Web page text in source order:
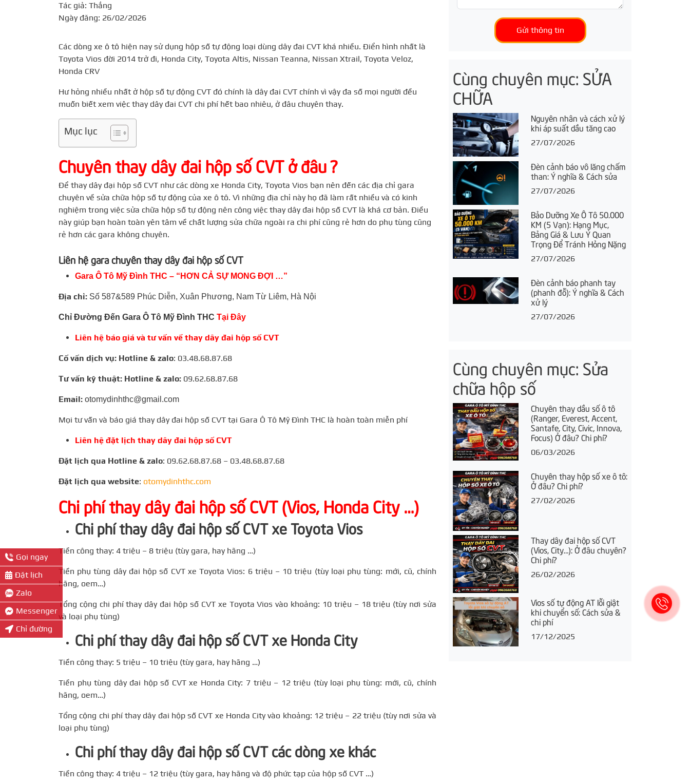
Tác giả: Thắng
Ngày đăng: 26/02/2026
Các dòng xe ô tô hiện nay sử dụng hộp số tự động loại dùng dây đai CVT khá nhiều. Điển hình nhất là
Toyota Vios đời 2014 trở đi, Honda City, Toyota Altis, Nissan Teanna, Nissan Xtrail, Toyota Veloz,
Honda CRV
Hư hỏng nhiều nhất ở hộp số tự động CVT đó chính là dây đai CVT chính vì vậy đa số mọi người đều
muốn biết xem việc thay dây đai CVT chi phí hết bao nhiêu, ở đâu chuyên thay.
Mục lục
Chuyên thay dây đai hộp số CVT ở đâu ?
Để thay dây đại hộp số CVT như các dòng xe Honda City, Toyota Vios bạn nên đến các địa chỉ gara
chuyên về sửa chữa hộp số tự động của xe ô tô. Vì những địa chỉ này họ đã làm rất nhiều và có kinh
nghiệm trong việc sửa chữa hộp số tự động nên công việc thay dây đai hộp số CVT là khá cơ bản. Điều
này giúp bạn hoàn toàn yên tâm về chất lượng sửa chữa ngoài ra chi phí cũng rẻ hơn do phụ tùng cũng
rẻ hơn các gara không chuyên.
Liên hệ gara chuyên thay dây đai hộp số CVT
Gara Ô Tô Mỹ Đình THC – “HƠN CẢ SỰ MONG ĐỢI …”
Địa chỉ: Số 587&589 Phúc Diễn, Xuân Phương, Nam Từ Liêm, Hà Nội
Chỉ Đường Đến Gara Ô Tô Mỹ Đình THC Tại Đây
Liên hệ báo giá và tư vấn về thay dây đai hộp số CVT
Cố vấn dịch vụ: Hotline & zalo: 03.48.68.87.68
Tư vấn kỹ thuật: Hotline & zalo: 09.62.68.87.68
Email: otomydinhthc@gmail.com
Mọi tư vấn và báo giá thay dây đai hộp số CVT tại Gara Ô Tô Mỹ Đình THC là hoàn toàn miễn phí
Liên hệ đặt lịch thay dây đai hộp số CVT
Đặt lịch qua Hotline & zalo: 09.62.68.87.68 – 03.48.68.87.68
Đặt lịch qua website: otomydinhthc.com
Chi phí thay dây đai hộp số CVT (Vios, Honda City …)
Chi phí thay dây đai hộp số CVT xe Toyota Vios
Tiền công thay: 4 triệu – 8 triệu (tùy gara, hay hãng …)
Tiền phụ tùng dây đai hộp số CVT xe Toyota Vios: 6 triệu – 10 triệu (tùy loại phụ tùng: mới, cũ, chính
hãng, oem…)
Tổng cộng chi phí thay dây đai hộp số CVT xe Toyota Vios vào khoảng: 10 triệu – 18 triệu (tùy nơi sửa
và loại phụ tùng)
Chi phí thay dây đai hộp số CVT xe Honda City
Tiền công thay: 5 triệu – 10 triệu (tùy gara, hay hãng …)
Tiền phụ tùng dây đai hộp số CVT xe Honda City: 7 triệu – 12 triệu (tùy loại phụ tùng: mới, cũ, chính
hãng, oem…)
Tổng cộng chi phí thay dây đai hộp số CVT xe Honda City vào khoảng: 12 triệu – 22 triệu (tùy nơi sửa và
loại phụ tùng)
Chi phí thay dây đai hộp số CVT các dòng xe khác
Tiền công thay: 4 triệu – 12 triệu (tùy gara, hay hãng và độ phức tạp của hộp số CVT …)
Gửi thông tin
Cùng chuyên mục: SỬA
CHỮA
Nguyên nhân và cách xử lý
khi áp suất dầu tăng cao
27/07/2026
Đèn cảnh báo vô lăng chấm
than: Ý nghĩa & Cách sửa
27/07/2026
Bảo Dưỡng Xe Ô Tô 50.000
KM (5 Vạn): Hạng Mục,
Bảng Giá & Lưu Ý Quan
Trọng Để Tránh Hỏng Nặng
27/07/2026
Đèn cảnh báo phanh tay
(phanh đỗ): Ý nghĩa & Cách
xử lý
27/07/2026
Cùng chuyên mục: Sửa
chữa hộp số
Chuyên thay dầu số ô tô
(Ranger, Everest, Accent,
Santafe, City, Civic, Innova,
Focus) Ở đâu? Chi phí?
06/03/2026
Chuyên thay hộp số xe ô tô:
Ở đâu? Chi phí?
27/02/2026
Thay dây đai hộp số CVT
(Vios, City…): Ở đâu chuyên?
Chi phí?
26/02/2026
Vios số tự động AT lỗi giật
khi chuyển số: Cách sửa &
chi phí
17/12/2025
Gọi ngay
Đặt lịch
Zalo
Messenger
Chỉ đường